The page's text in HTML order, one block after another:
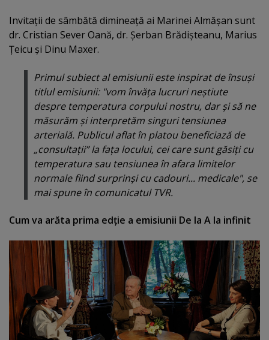
Invitaţii de sâmbătă dimineaţă ai Marinei Almăşan sunt
dr. Cristian Sever Oană, dr. Şerban Brădişteanu, Marius
Ţeicu şi Dinu Maxer.
Primul subiect al emisiunii este inspirat de însuşi
titlul emisiunii: "vom învăţa lucruri neştiute
despre temperatura corpului nostru, dar şi să ne
măsurăm şi interpretăm singuri tensiunea
arterială. Publicul aflat în platou beneficiază de
„consultaţii” la faţa locului, cei care sunt găsiţi cu
temperatura sau tensiunea în afara limitelor
normale fiind surprinşi cu cadouri... medicale", se
mai spune în comunicatul TVR.
Cum va arăta prima edţie a emisiunii De la A la infinit